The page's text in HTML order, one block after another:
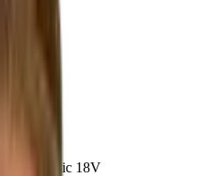
EB-Basic 18V